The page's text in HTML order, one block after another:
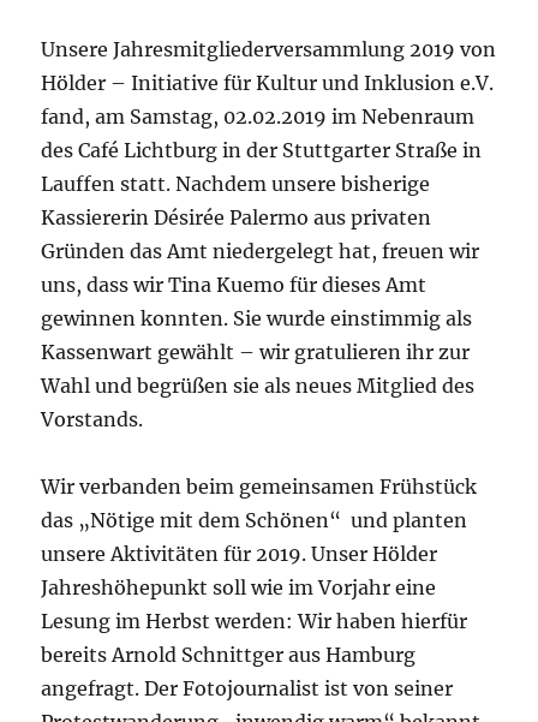
Unsere Jahresmitgliederversammlung 2019 von
Hölder – Initiative für Kultur und Inklusion e.V.
fand, am Samstag, 02.02.2019 im Nebenraum
des Café Lichtburg in der Stuttgarter Straße in
Lauffen statt. Nachdem unsere bisherige
Kassiererin Désirée Palermo aus privaten
Gründen das Amt niedergelegt hat, freuen wir
uns, dass wir Tina Kuemo für dieses Amt
gewinnen konnten. Sie wurde einstimmig als
Kassenwart gewählt – wir gratulieren ihr zur
Wahl und begrüßen sie als neues Mitglied des
Vorstands.
Wir verbanden beim gemeinsamen Frühstück
das „Nötige mit dem Schönen“ und planten
unsere Aktivitäten für 2019. Unser Hölder
Jahreshöhepunkt soll wie im Vorjahr eine
Lesung im Herbst werden: Wir haben hierfür
bereits Arnold Schnittger aus Hamburg
angefragt. Der Fotojournalist ist von seiner